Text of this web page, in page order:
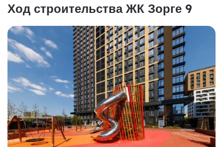
Ход строительства ЖК Зорге 9